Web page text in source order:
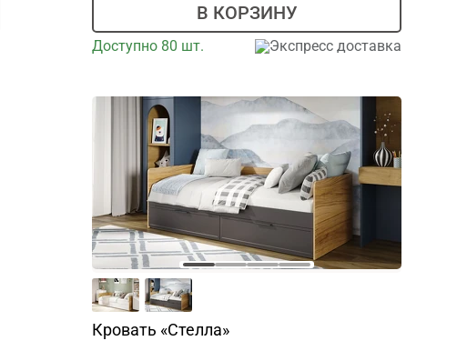
В КОРЗИНУ
Доступно 80 шт. Экспресс доставка
Кровать «Стелла»